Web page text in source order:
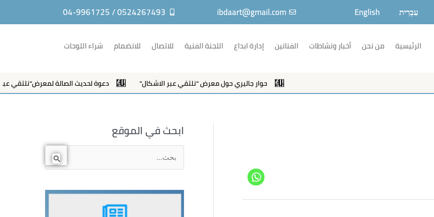
עִבְרִית English
ibdaart@gmail.com
0524267493 / 04-9961725
الرئيسية من نحن أخبار ونشاطات الفنانين إدارة ابداع اللجنة الفنية للاتصال للانضمام شراء اللوحات
حوار جاليري حول معرض "نلتقي عبر الاشكال" دعوة لحديث الصالة لمعرض"نلتقي عبر
ابحث في الموقع
ب